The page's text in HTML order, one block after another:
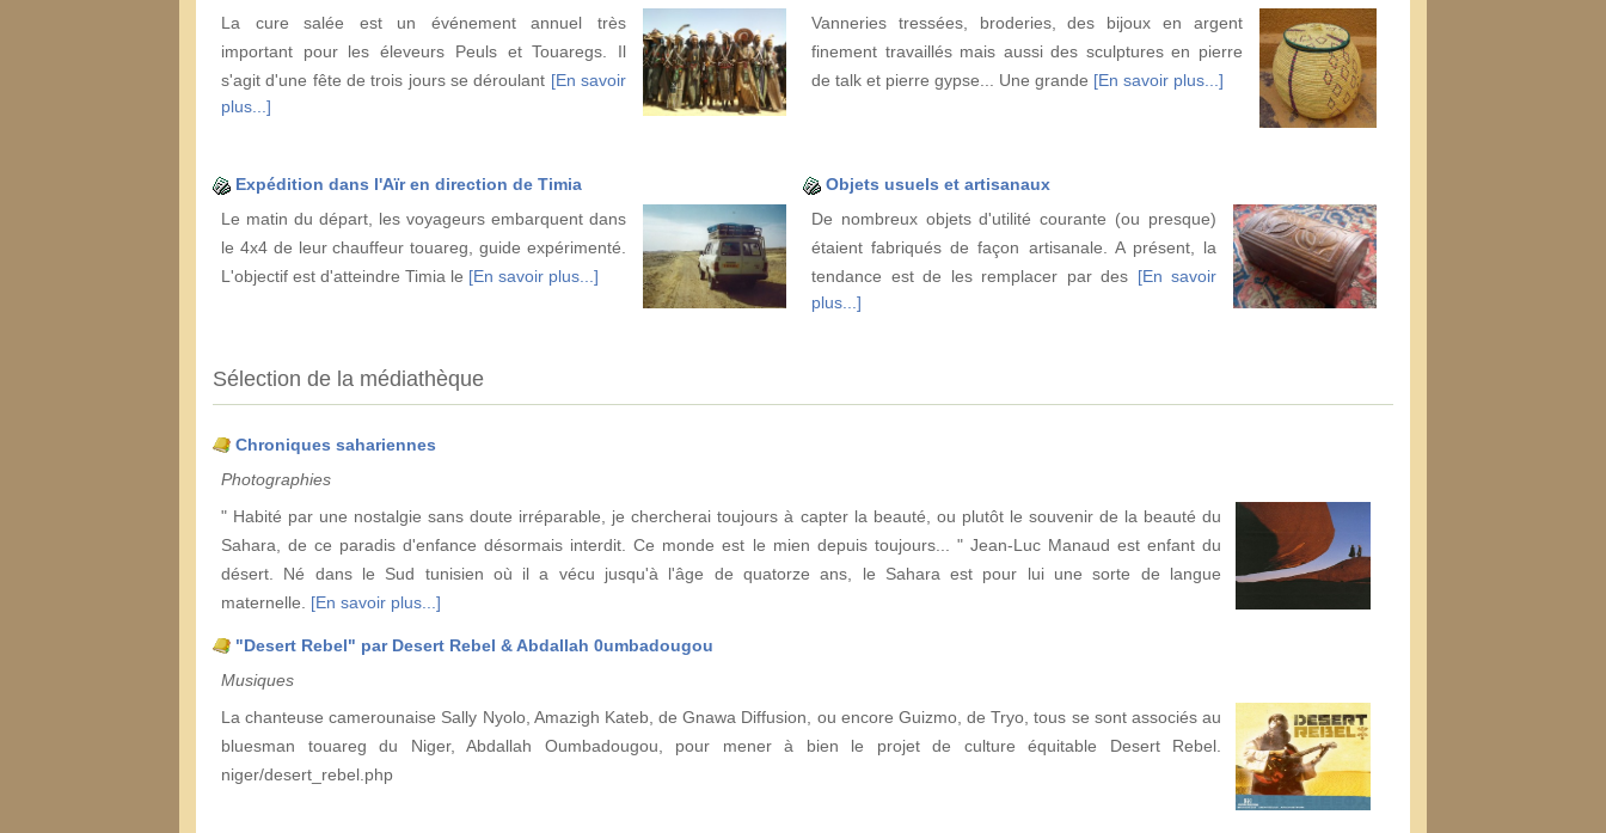
La cure salée est un événement annuel très
important pour les éleveurs Peuls et Touaregs. Il
s'agit d'une fête de trois jours se déroulant [En savoir
plus...]
Vanneries tressées, broderies, des bijoux en argent
finement travaillés mais aussi des sculptures en pierre
de talk et pierre gypse... Une grande [En savoir plus...]
Expédition dans l'Aïr en direction de Timia
Le matin du départ, les voyageurs embarquent dans
le 4x4 de leur chauffeur touareg, guide expérimenté.
L'objectif est d'atteindre Timia le [En savoir plus...]
Objets usuels et artisanaux
De nombreux objets d'utilité courante (ou presque)
étaient fabriqués de façon artisanale. A présent, la
tendance est de les remplacer par des [En savoir
plus...]
Sélection de la médiathèque
Chroniques sahariennes
Photographies
" Habité par une nostalgie sans doute irréparable, je chercherai toujours à capter la beauté, ou plutôt le souvenir de la beauté du
Sahara, de ce paradis d'enfance désormais interdit. Ce monde est le mien depuis toujours... " Jean-Luc Manaud est enfant du
désert. Né dans le Sud tunisien où il a vécu jusqu'à l'âge de quatorze ans, le Sahara est pour lui une sorte de langue
maternelle. [En savoir plus...]
"Desert Rebel" par Desert Rebel & Abdallah 0umbadougou
Musiques
La chanteuse camerounaise Sally Nyolo, Amazigh Kateb, de Gnawa Diffusion, ou encore Guizmo, de Tryo, tous se sont associés au
bluesman touareg du Niger, Abdallah Oumbadougou, pour mener à bien le projet de culture équitable Desert Rebel.
niger/desert_rebel.php